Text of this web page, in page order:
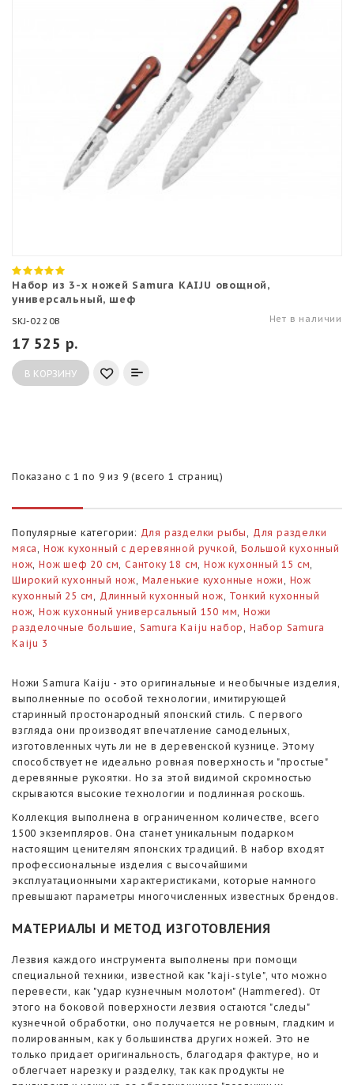
Набор из 3-х ножей Samura KAIJU овощной,
универсальный, шеф
SKJ-0220B Нет в наличии
17 525 р.
В КОРЗИНУ
Показано с 1 по 9 из 9 (всего 1 страниц)
Популярные категории: Для разделки рыбы , Для разделки
мяса , Нож кухонный с деревянной ручкой,Большой кухонный
нож,Нож шеф 20 см,Сантоку 18 см,Нож кухонный 15 см,
Широкий кухонный нож, Маленькие кухонные ножи , Нож
кухонный 25 см , Длинный кухонный нож, Тонкий кухонный
нож,Нож кухонный универсальный 150 мм,Ножи
разделочные большие , Samura Kaiju набор , Набор Samura
Kaiju 3
Ножи Samura Kaiju - это оригинальные и необычные изделия,
выполненные по особой технологии, имитирующей
старинный простонародный японский стиль. С первого
взгляда они производят впечатление самодельных,
изготовленных чуть ли не в деревенской кузнице. Этому
способствует не идеально ровная поверхность и "простые"
деревянные рукоятки. Но за этой видимой скромностью
скрываются высокие технологии и подлинная роскошь.
Коллекция выполнена в ограниченном количестве, всего
1500 экземпляров. Она станет уникальным подарком
настоящим ценителям японских традиций. В набор входят
профессиональные изделия с высочайшими
эксплуатационными характеристиками, которые намного
превышают параметры многочисленных известных брендов.
МАТЕРИАЛЫ И МЕТОД ИЗГОТОВЛЕНИЯ
Лезвия каждого инструмента выполнены при помощи
специальной техники, известной как "kaji-style", что можно
перевести, как "удар кузнечным молотом" (Hammered). От
этого на боковой поверхности лезвия остаются "следы"
кузнечной обработки, оно получается не ровным, гладким и
полированным, как у большинства других ножей. Это не
только придает оригинальность, благодаря фактуре, но и
облегчает нарезку и разделку, так как продукты не